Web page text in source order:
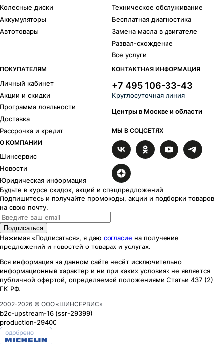
Колесные диски
Аккумуляторы
Автотовары
Техническое обслуживание
Бесплатная диагностика
Замена масла в двигателе
Развал-схождение
Все услуги
ПОКУПАТЕЛЯМ
Личный кабинет
Акции и скидки
Программа лояльности
Доставка
Рассрочка и кредит
О КОМПАНИИ
Шинсервис
Новости
Юридическая информация
КОНТАКТНАЯ ИНФОРМАЦИЯ
+7 495 106-33-43
Круглосуточная линия
Центры в Москве и области
МЫ В СОЦСЕТЯХ
Будьте в курсе скидок, акций и спецпредложений
Подпишитесь и получайте промокоды, акции и подборки товаров
на свою почту.
Подписаться
Нажимая «Подписаться», я даю согласие на получение
предложений и новостей о товарах и услугах.
Вся информация на данном сайте несёт исключительно
информационный характер и ни при каких условиях не является
публичной офертой, определяемой положениями Статьи 437 (2)
ГК РФ.
2002-2026 © ООО «ШИНСЕРВИС»
b2c-upstream-16 (ssr-29399)
production-29400